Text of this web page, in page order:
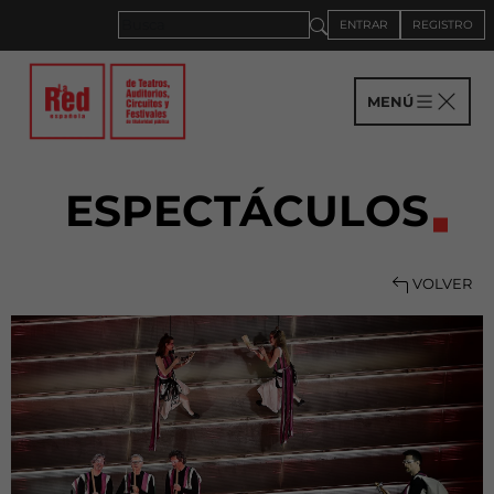
ENTRAR REGISTRO
MENÚ
ESPECTÁCULOS
VOLVER